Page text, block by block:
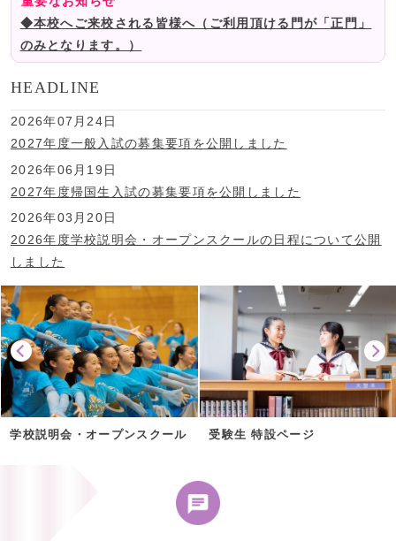
◆本校へご来校される皆様へ（ご利用頂ける門が「正門」
のみとなります。）
HEADLINE
2026年07月24日
2027年度一般入試の募集要項を公開しました
2026年06月19日
2027年度帰国生入試の募集要項を公開しました
2026年03月20日
2026年度学校説明会・オープンスクールの日程について公開
しました
学校説明会・オープンスクール 受験生 特設ページ